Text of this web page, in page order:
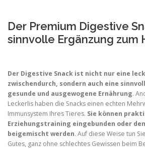
Der Premium Digestive
sinnvolle Ergänzung zum
Der Digestive Snack ist nicht nur eine
zwischendurch, sondern auch eine
gesunde und ausgewogene Ernährung.
Leckerlis haben die Snacks einen echten
Immunsystem Ihres Tieres. Sie können
Erziehungstraining eingebunden oder
beigemischt werden. Auf diese Weise tun
Gutes, ganz ohne schlechtes Gewissen beim